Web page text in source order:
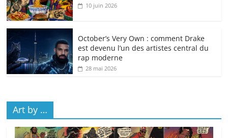
10 juin 2026
October’s Very Own : comment Drake
est devenu l’un des artistes central du
rap moderne
28 mai 2026
Art by …